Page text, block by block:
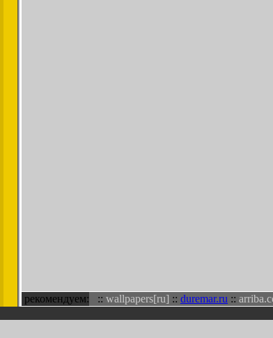
рекомендуем: :: wallpapers[ru] :: duremar.ru ::